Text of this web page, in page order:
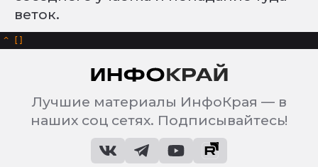
веток.
^
Лучшие материалы ИнфоКрая — в
наших соц сетях. Подписывайтесь!